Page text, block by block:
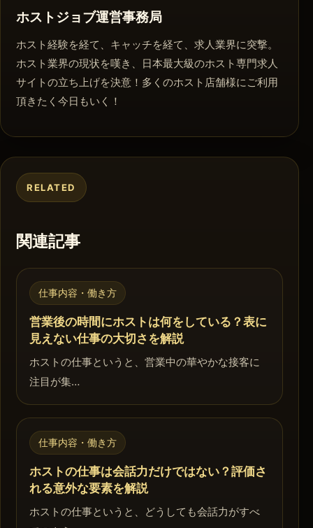
ホストジョブ運営事務局
ホスト経験を経て、キャッチを経て、求人業界に突撃。
ホスト業界の現状を嘆き、日本最大級のホスト専門求人
サイトの立ち上げを決意！多くのホスト店舗様にご利用
頂きたく今日もいく！
RELATED
関連記事
仕事内容・働き方
営業後の時間にホストは何をしている？表に
見えない仕事の大切さを解説
ホストの仕事というと、営業中の華やかな接客に
注目が集…
仕事内容・働き方
ホストの仕事は会話力だけではない？評価さ
れる意外な要素を解説
ホストの仕事というと、どうしても会話力がすべ